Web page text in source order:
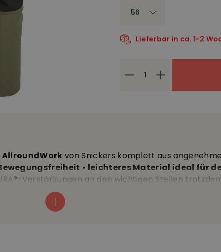
56
Lieferbar in ca. 1-2
von Snickers komplett aus
• leichteres Material ideal für
Verstärkungen an den wichtigen Stellen
Fit Schnitt
Gesässtaschen ist alles immer gut
die linke mit Handy-Innenfach •